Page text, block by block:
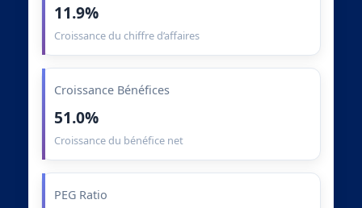
11.9%
Croissance du chiffre d’affaires
Croissance Bénéfices
51.0%
Croissance du bénéfice net
PEG Ratio